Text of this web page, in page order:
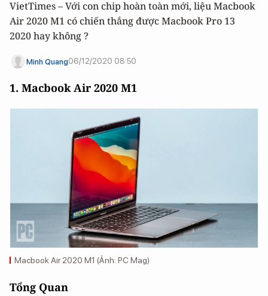
VietTimes – Với con chip hoàn toàn mới, liệu Macbook
Air 2020 M1 có chiến thắng được Macbook Pro 13
2020 hay không ?
Minh Quang06/12/2020 08:50
1. Macbook Air 2020 M1
Macbook Air 2020 M1 (Ảnh: PC Mag)
Tổng Quan